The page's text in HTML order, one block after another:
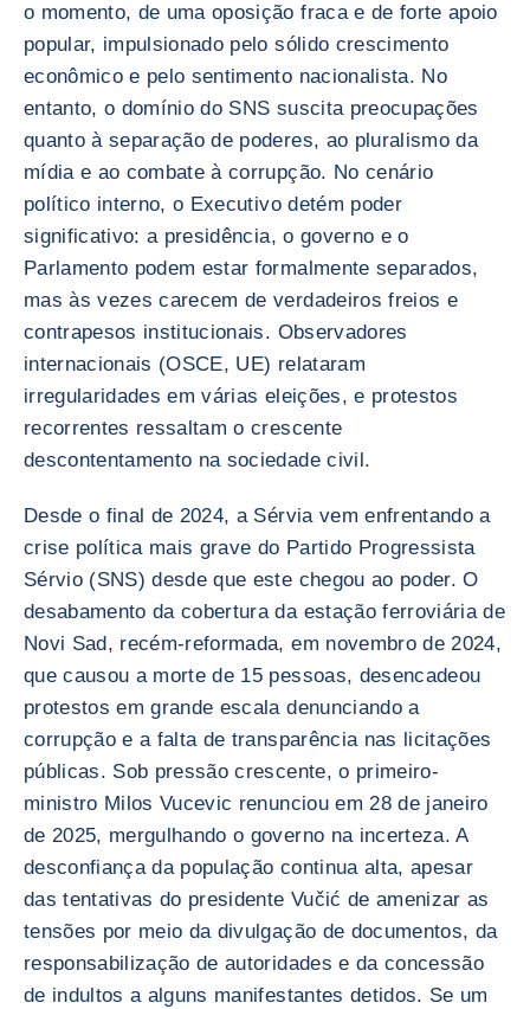
o momento, de uma oposição fraca e de forte apoio
popular, impulsionado pelo sólido crescimento
econômico e pelo sentimento nacionalista. No
entanto, o domínio do SNS suscita preocupações
quanto à separação de poderes, ao pluralismo da
mídia e ao combate à corrupção. No cenário
político interno, o Executivo detém poder
significativo: a presidência, o governo e o
Parlamento podem estar formalmente separados,
mas às vezes carecem de verdadeiros freios e
contrapesos institucionais. Observadores
internacionais (OSCE, UE) relataram
irregularidades em várias eleições, e protestos
recorrentes ressaltam o crescente
descontentamento na sociedade civil.
Desde o final de 2024, a Sérvia vem enfrentando a
crise política mais grave do Partido Progressista
Sérvio (SNS) desde que este chegou ao poder. O
desabamento da cobertura da estação ferroviária de
Novi Sad, recém-reformada, em novembro de 2024,
que causou a morte de 15 pessoas, desencadeou
protestos em grande escala denunciando a
corrupção e a falta de transparência nas licitações
públicas. Sob pressão crescente, o primeiro-
ministro Milos Vucevic renunciou em 28 de janeiro
de 2025, mergulhando o governo na incerteza. A
desconfiança da população continua alta, apesar
das tentativas do presidente Vučić de amenizar as
tensões por meio da divulgação de documentos, da
responsabilização de autoridades e da concessão
de indultos a alguns manifestantes detidos. Se um